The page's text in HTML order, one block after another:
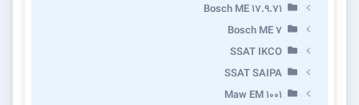
Bosch ME 17.9.71
Bosch ME 7
SSAT IKCO
SSAT SAIPA
Maw EM 1001